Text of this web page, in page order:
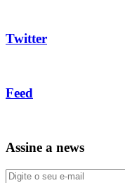
Twitter
Feed
Assine a news